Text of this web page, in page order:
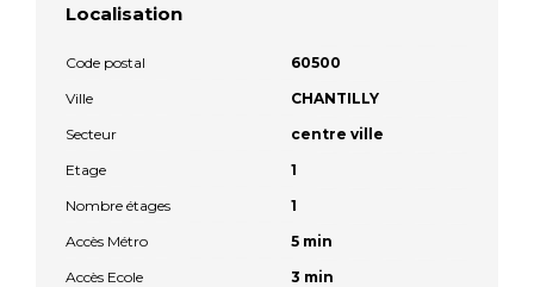
Localisation
Code postal
60500
Ville
CHANTILLY
Secteur
centre ville
Etage
1
Nombre étages
1
Accès Métro
5 min
Accès Ecole
3 min